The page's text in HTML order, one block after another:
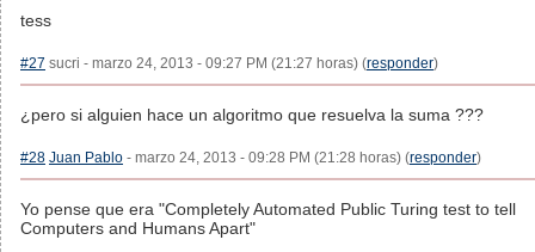
tess
#27 sucri - marzo 24, 2013 - 09:27 PM (21:27 horas) (responder)
¿pero si alguien hace un algoritmo que resuelva la suma ???
#28 Juan Pablo - marzo 24, 2013 - 09:28 PM (21:28 horas) (responder)
Yo pense que era "Completely Automated Public Turing test to tell
Computers and Humans Apart"